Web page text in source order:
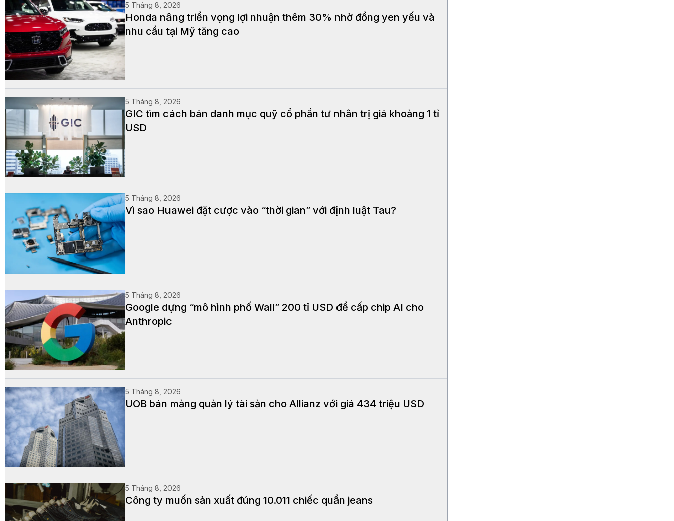
5 Tháng 8, 2026
Honda nâng triển vọng lợi nhuận thêm 30% nhờ đồng yen yếu và
nhu cầu tại Mỹ tăng cao
5 Tháng 8, 2026
GIC tìm cách bán danh mục quỹ cổ phần tư nhân trị giá khoảng 1 tỉ
USD
5 Tháng 8, 2026
Vì sao Huawei đặt cược vào “thời gian” với định luật Tau?
5 Tháng 8, 2026
Google dựng “mô hình phố Wall” 200 tỉ USD để cấp chip AI cho
Anthropic
5 Tháng 8, 2026
UOB bán mảng quản lý tài sản cho Allianz với giá 434 triệu USD
5 Tháng 8, 2026
Công ty muốn sản xuất đúng 10.011 chiếc quần jeans